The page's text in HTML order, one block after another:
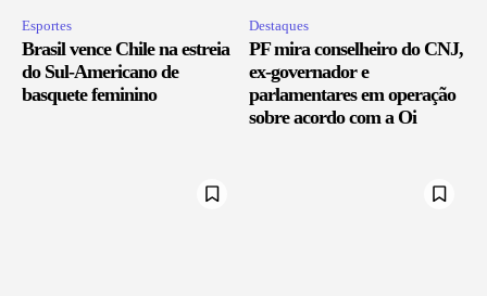
Esportes
Brasil vence Chile na estreia
do Sul-Americano de
basquete feminino
Destaques
PF mira conselheiro do CNJ,
ex-governador e
parlamentares em operação
sobre acordo com a Oi